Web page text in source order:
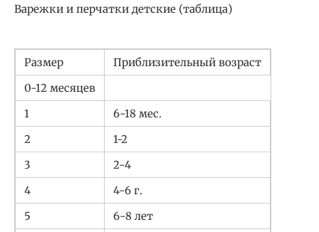
Варежки и перчатки детские (таблица)
Размер
Приблизительный возраст
0-12 месяцев
1
6-18 мес.
2
1-2
3
2-4
4
4-6 г.
5
6-8 лет